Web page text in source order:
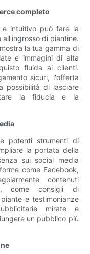
completo
intuitivo può fare la
di piantine.
la tua gamma di
e immagini di alta
fluida ai clienti.
sicuri, l'offerta
possibilità di lasciare
la fiducia e la
potenti strumenti di
la portata della
sui social media
come Facebook,
contenuti
come consigli di
e testimonianze
mirate e
un pubblico più